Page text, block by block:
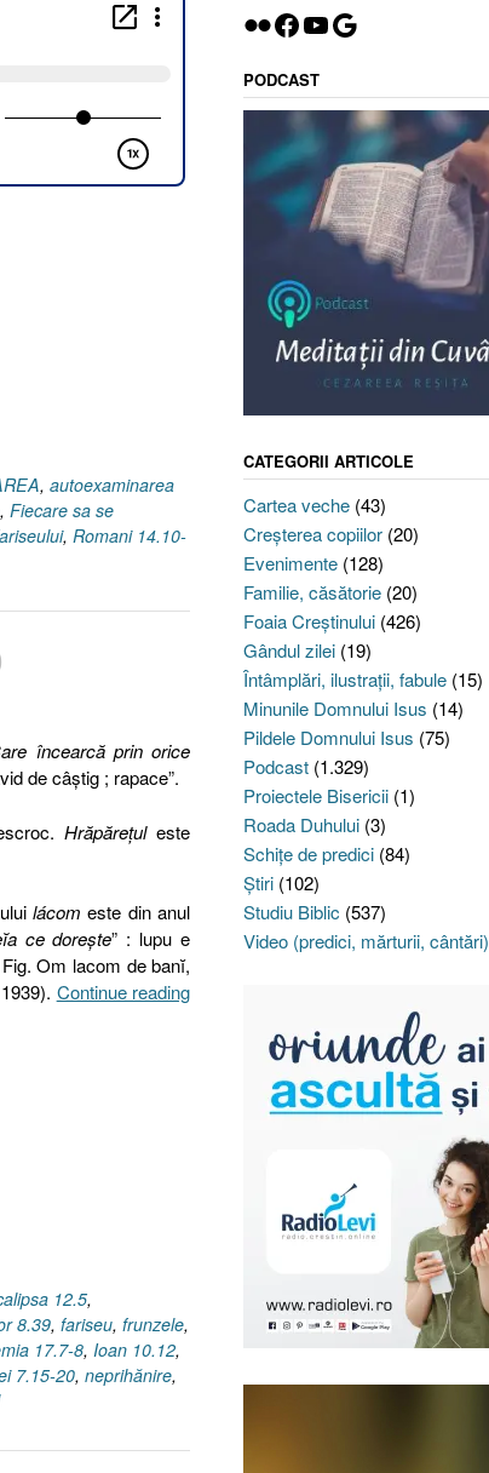
, autoexaminarea
, Fiecare sa se
, Romani 14.10-
încearcă prin orice
de câștig ; rapace”.
Hrăpăreţuleste
lácom este din anul
ce dorește” : lupu e
Om lacom de banĭ,
Continue reading„Hrăpăreţii,
12.5,
8.39, fariseu, frunzele,
17.7-8, Ioan 10.12,
7.15-20, neprihănire,
Flickr
Facebook
YouTube
Google
PODCAST
CATEGORII ARTICOLE
Cartea veche(43)
Creşterea copiilor(20)
Evenimente(128)
Familie, căsătorie(20)
Foaia Creştinului(426)
Gândul zilei(19)
Întâmplări, ilustraţii, fabule(15)
Minunile Domnului Isus (14)
Pildele Domnului Isus (75)
Podcast(1.329)
Proiectele Bisericii(1)
Roada Duhului(3)
Schiţe de predici(84)
Ştiri(102)
Studiu Biblic (537)
Video (predici, mărturii, cântări)